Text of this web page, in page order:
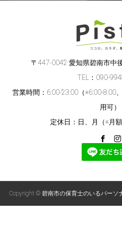
〒447-0042 愛知県碧南市中
TEL：090-
営業時間：6:00-23:00（※6:00-8:00
用可）
定休日：日、月（※月
Copyright © 碧南市の保育士のいるパーソ